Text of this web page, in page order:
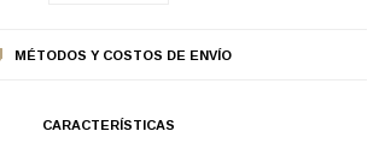
MÉTODOS Y COSTOS DE ENVÍO
CARACTERÍSTICAS